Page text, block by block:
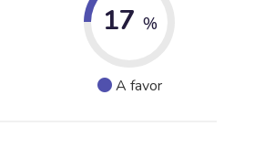
17 %
A favor